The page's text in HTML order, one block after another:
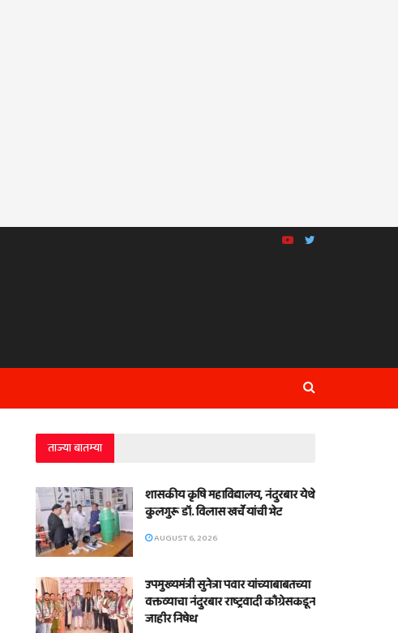
ताज्या बातम्या
शासकीय कृषि महाविद्यालय, नंदुरबार येथे
कुलगुरू डॉ. विलास खर्चे यांची भेट
AUGUST 6, 2026
उपमुख्यमंत्री सुनेत्रा पवार यांच्याबाबतच्या
वक्तव्याचा नंदुरबार राष्ट्रवादी काँग्रेसकडून
जाहीर निषेध